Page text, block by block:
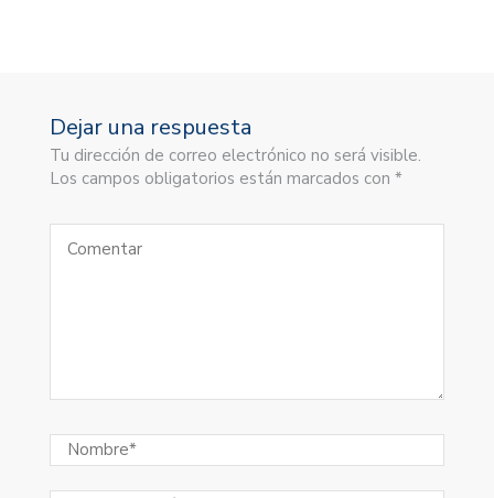
Dejar una respuesta
Tu dirección de correo electrónico no será visible.
Los campos obligatorios están marcados con *